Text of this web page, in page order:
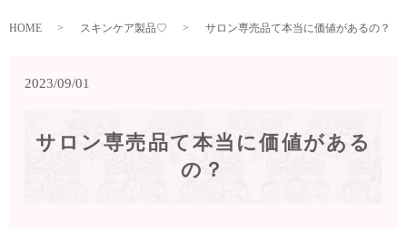
HOME スキンケア製品♡ サロン専売品て本当に価値があるの？
2023/09/01
サロン専売品て本当に価値がある
の？